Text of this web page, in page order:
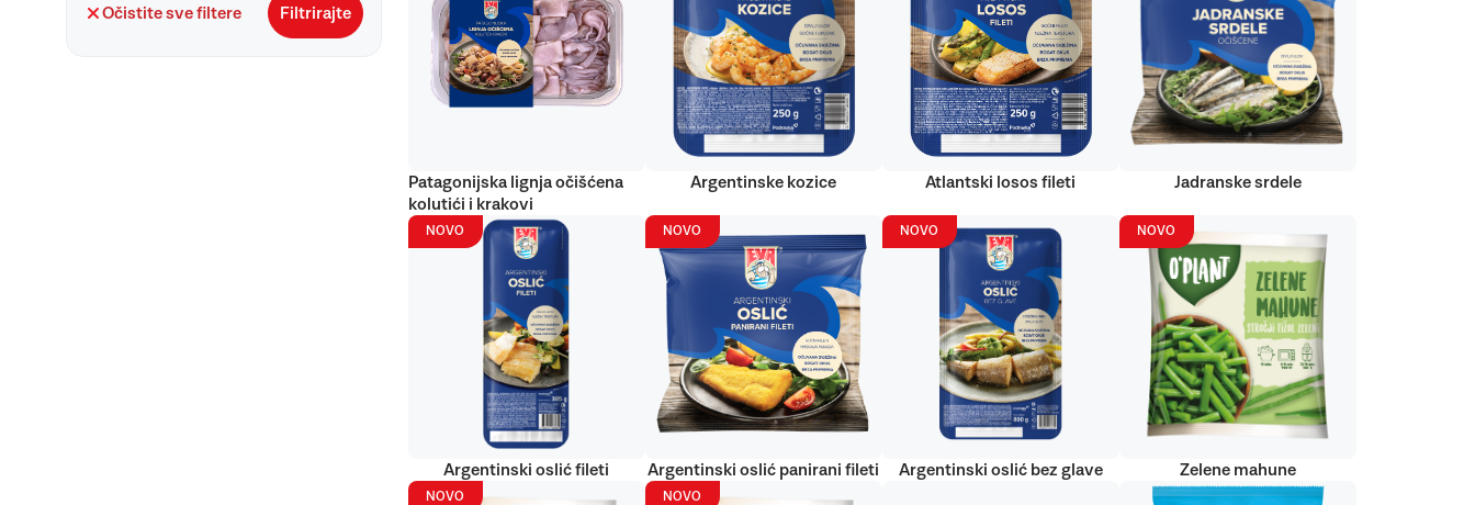
Očistite sve filtere Filtrirajte
Patagonijska lignja očišćena
kolutići i krakovi
Argentinske kozice Atlantski losos fileti Jadranske srdele
NOVO
Argentinski oslić fileti
NOVO
Argentinski oslić panirani fileti
NOVO
Argentinski oslić bez glave
NOVO
Zelene mahune
NOVO NOVO